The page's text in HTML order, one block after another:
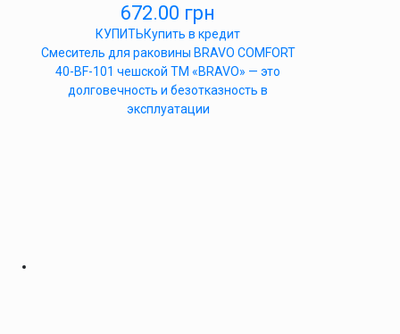
672.00 грн
КУПИТЬКупить в кредит
Cмеситель для раковины BRAVO COMFORT
40-BF-101 чешской ТМ «BRAVO» — это
долговечность и безотказность в
эксплуатации